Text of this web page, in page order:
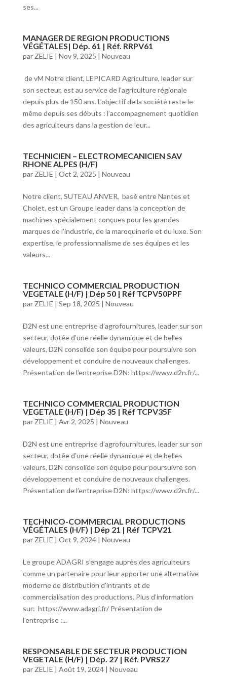
ses...
MANAGER DE REGION PRODUCTIONS
VÉGÉTALES| Dép. 61 | Réf. RRPV61
par ZELIE | Nov 9, 2025 | Nouveau
de vM Notre client, LEPICARD Agriculture, leader sur
son secteur, est au service de l’agriculture régionale
depuis plus de 150 ans. L’objectif de la société reste le
même depuis ses débuts : l’accompagnement quotidien
des agriculteurs dans la gestion de leur...
TECHNICIEN – ELECTROMECANICIEN SAV
RHONE ALPES (H/F)
par ZELIE | Oct 2, 2025 | Nouveau
Notre client, SUTEAU ANVER, basé entre Nantes et
Cholet, est un Groupe leader dans la conception de
machines spécialement conçues pour les grandes
marques de l’industrie, de la maroquinerie et du luxe. Son
expertise, le professionnalisme de ses équipes et les
valeurs...
TECHNICO COMMERCIAL PRODUCTION
VEGETALE (H/F) | Dép 50 | Réf TCPV50PPF
par ZELIE | Sep 18, 2025 | Nouveau
D2N est une entreprise d’agrofournitures, leader sur son
secteur, dotée d’une réelle dynamique et de belles
valeurs, D2N consolide son équipe pour poursuivre son
développement et conduire de nouveaux challenges.
Présentation de l’entreprise D2N: https://www.d2n.fr/...
TECHNICO COMMERCIAL PRODUCTION
VEGETALE (H/F) | Dép 35 | Réf TCPV35F
par ZELIE | Avr 2, 2025 | Nouveau
D2N est une entreprise d’agrofournitures, leader sur son
secteur, dotée d’une réelle dynamique et de belles
valeurs, D2N consolide son équipe pour poursuivre son
développement et conduire de nouveaux challenges.
Présentation de l’entreprise D2N: https://www.d2n.fr/...
TECHNICO-COMMERCIAL PRODUCTIONS
VÉGÉTALES (H/F) | Dép 21 | Réf TCPV21
par ZELIE | Oct 9, 2024| Nouveau
Le groupe ADAGRI s’engage auprès des agriculteurs
comme un partenaire pour leur apporter une alternative
moderne de distribution d’intrants et de
commercialisation des productions. Plus d’information
sur: https://www.adagri.fr/ Présentation de
l’entreprise :...
RESPONSABLE DE SECTEUR PRODUCTION
VEGETALE (H/F) | Dép. 27 | Réf. PVRS27
par ZELIE | Août 19, 2024| Nouveau